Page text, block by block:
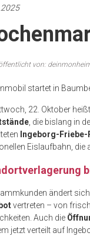
von:
startet in
22. Oktober
, die bislang in
Ingeborg-Friebe-
Eislaufbahn, die
ändert
vertreten – von
Auch die
jetzt verteilt auf